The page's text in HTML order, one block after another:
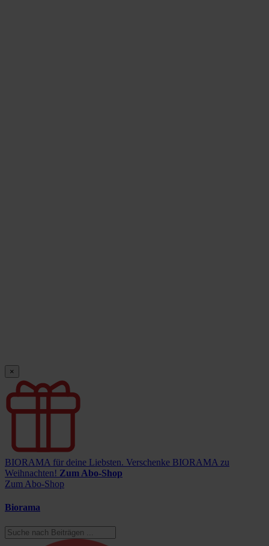
×
BIORAMA für deine Liebsten. Verschenke BIORAMA zu
Weihnachten! Zum Abo-Shop
Zum Abo-Shop
Biorama